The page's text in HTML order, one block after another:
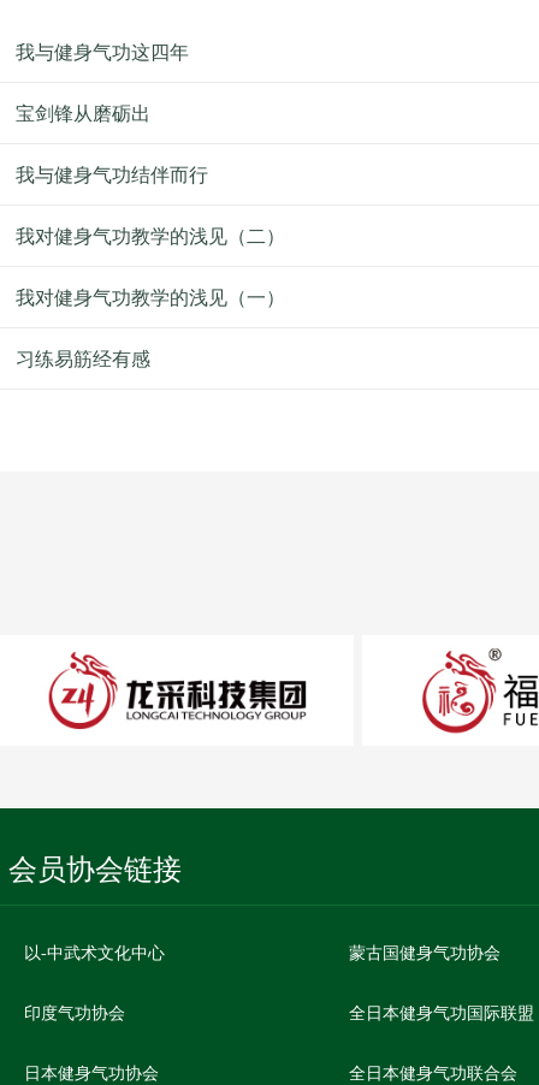
我与健身气功这四年
宝剑锋从磨砺出
我与健身气功结伴而行
我对健身气功教学的浅见（二）
我对健身气功教学的浅见（一）
习练易筋经有感
会员协会链接
以-中武术文化中心 蒙古国健身气功协会
印度气功协会 全日本健身气功国际联盟
日本健身气功协会 全日本健身气功联合会